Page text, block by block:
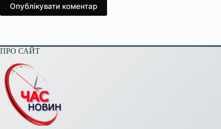
Опублікувати коментар
ПРО САЙТ